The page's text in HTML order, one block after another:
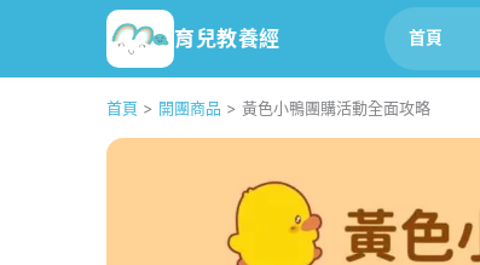
育兒教養經 首頁
首頁 > 開團商品 > 黃色小鴨團購活動全面攻略